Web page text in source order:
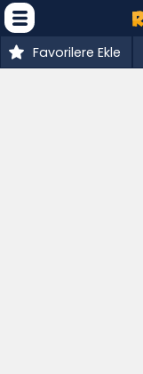
Favorilere Ekle